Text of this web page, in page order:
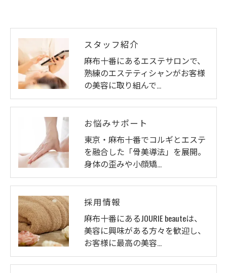
スタッフ紹介
麻布十番にあるエステサロンで、
熟練のエステティシャンがお客様
の美容に取り組んで…
お悩みサポート
東京・麻布十番でコルギとエステ
を融合した「骨美導法」を展開。
身体の歪みや小顔矯…
採用情報
麻布十番にあるJOURIE beauteは、
美容に興味がある方々を歓迎し、
お客様に最高の美容…